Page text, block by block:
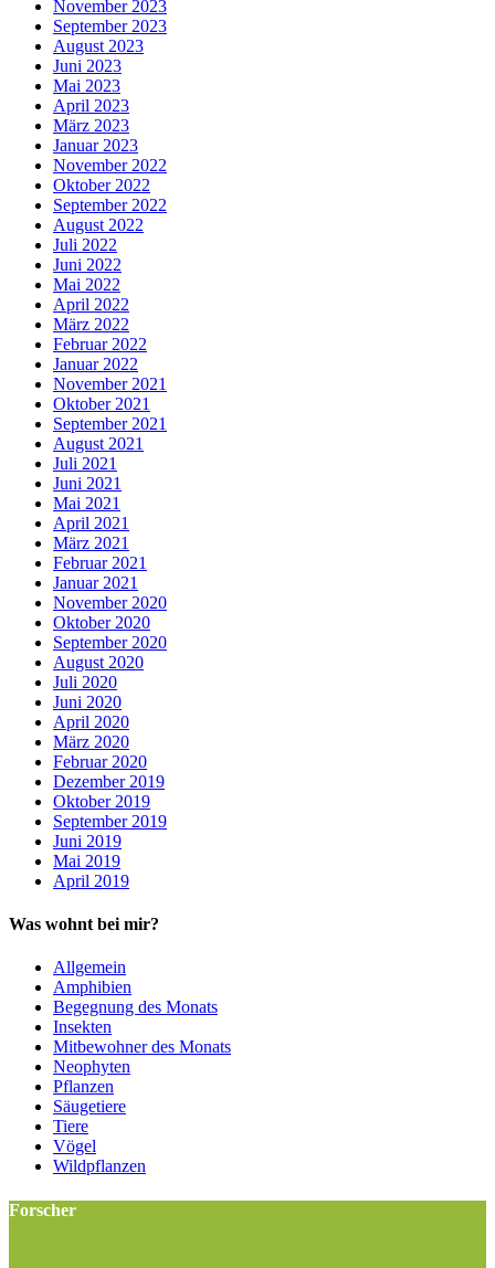
November 2023
September 2023
August 2023
Juni 2023
Mai 2023
April 2023
März 2023
Januar 2023
November 2022
Oktober 2022
September 2022
August 2022
Juli 2022
Juni 2022
Mai 2022
April 2022
März 2022
Februar 2022
Januar 2022
November 2021
Oktober 2021
September 2021
August 2021
Juli 2021
Juni 2021
Mai 2021
April 2021
März 2021
Februar 2021
Januar 2021
November 2020
Oktober 2020
September 2020
August 2020
Juli 2020
Juni 2020
April 2020
März 2020
Februar 2020
Dezember 2019
Oktober 2019
September 2019
Juni 2019
Mai 2019
April 2019
Was wohnt bei mir?
Allgemein
Amphibien
Begegnung des Monats
Insekten
Mitbewohner des Monats
Neophyten
Pflanzen
Säugetiere
Tiere
Vögel
Wildpflanzen
Forscher